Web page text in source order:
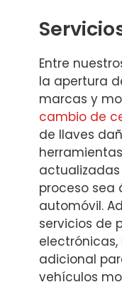
Entre
la apertura
marcas y
cambio de
de llaves
proceso sea
automóvil.
servicios de
adicional
vehículos